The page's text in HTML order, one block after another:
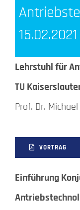
15.02.2021
Lehrstuhl für
TU
Prof. Dr.
VORTRAG
Einführung